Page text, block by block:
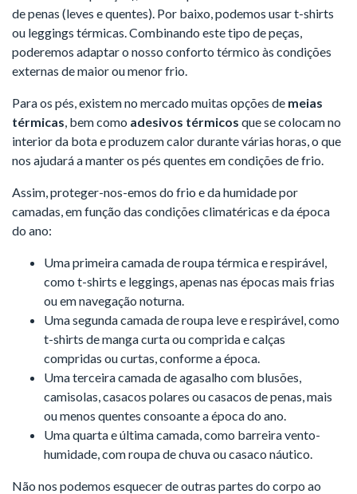
de penas (leves e quentes). Por baixo, podemos usar t-shirts
ou leggings térmicas. Combinando este tipo de peças,
poderemos adaptar o nosso conforto térmico às condições
externas de maior ou menor frio.
Para os pés, existem no mercado muitas opções de meias
térmicas , bem como adesivos térmicos que se colocam no
interior da bota e produzem calor durante várias horas, o que
nos ajudará a manter os pés quentes em condições de frio.
Assim, proteger-nos-emos do frio e da humidade por
camadas, em função das condições climatéricas e da época
do ano:
Uma primeira camada de roupa térmica e respirável,
como t-shirts e leggings, apenas nas épocas mais frias
ou em navegação noturna.
Uma segunda camada de roupa leve e respirável, como
t-shirts de manga curta ou comprida e calças
compridas ou curtas, conforme a época.
Uma terceira camada de agasalho com blusões,
camisolas, casacos polares ou casacos de penas, mais
ou menos quentes consoante a época do ano.
Uma quarta e última camada, como barreira vento-
humidade, com roupa de chuva ou casaco náutico.
Não nos podemos esquecer de outras partes do corpo ao